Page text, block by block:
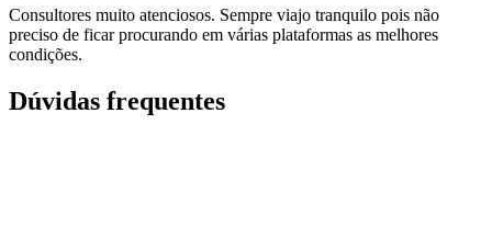
Consultores muito atenciosos. Sempre viajo tranquilo pois não
preciso de ficar procurando em várias plataformas as melhores
condições.
Dúvidas frequentes